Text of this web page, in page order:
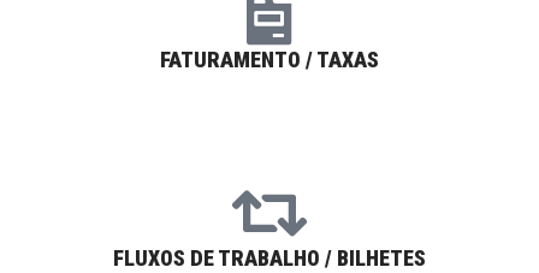
FATURAMENTO / TAXAS
FLUXOS DE TRABALHO / BILHETES